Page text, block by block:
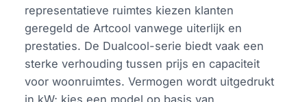
representatieve ruimtes kiezen klanten
geregeld de Artcool vanwege uiterlijk en
prestaties. De Dualcool-serie biedt vaak een
sterke verhouding tussen prijs en capaciteit
voor woonruimtes. Vermogen wordt uitgedrukt
in kW; kies een model op basis van